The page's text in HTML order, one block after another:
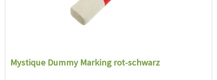
Mystique Dummy Marking rot-schwarz